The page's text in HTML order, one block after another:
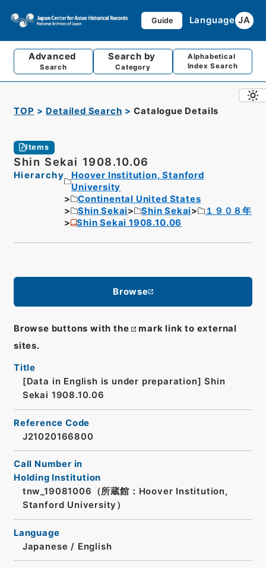
Guide Language JA
Advanced
Search
Search by
Category
Alphabetical
Index Search
TOP Detailed Search Catalogue Details
Items
Shin Sekai 1908.10.06
Hierarchy
Hoover Institution, Stanford
University
Continental United States
Shin Sekai
Shin Sekai
１９０８年
Shin Sekai 1908.10.06
Browse
Browse buttons with the
mark link to external
sites.
Title
[Data in English is under preparation] Shin
Sekai 1908.10.06
Reference Code
J21020166800
Call Number in
Holding Institution
tnw_19081006（所蔵館：Hoover Institution,
Stanford University）
Language
Japanese / English